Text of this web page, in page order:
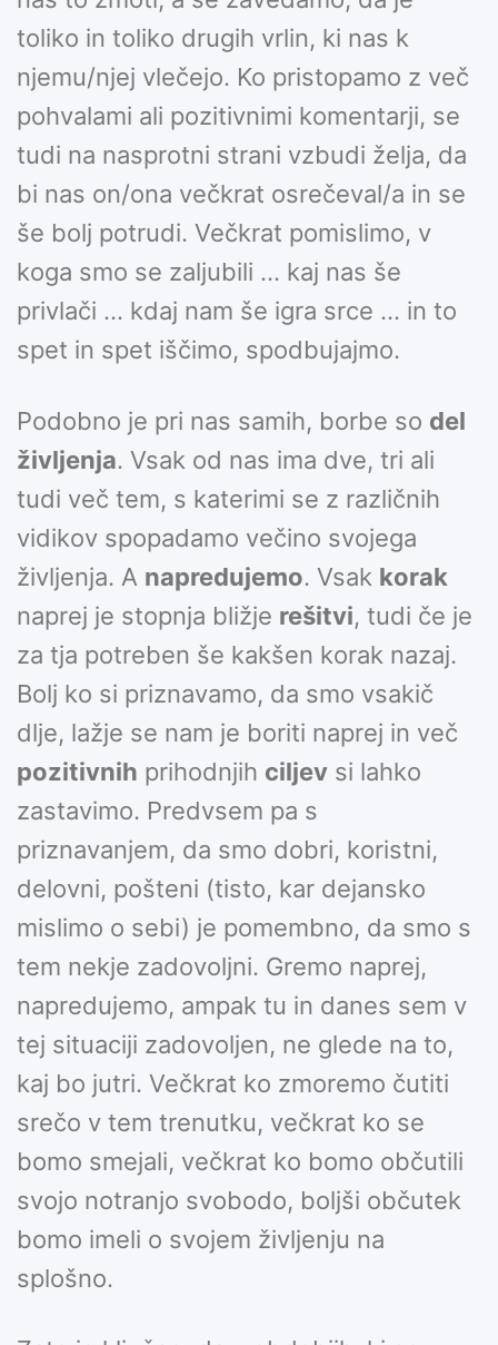
toliko in toliko drugih vrlin, ki nas k
njemu/njej vlečejo. Ko pristopamo z več
pohvalami ali pozitivnimi komentarji, se
tudi na nasprotni strani vzbudi želja, da
bi nas on/ona večkrat osrečeval/a in se
še bolj potrudi. Večkrat pomislimo, v
koga smo se zaljubili … kaj nas še
privlači … kdaj nam še igra srce … in to
spet in spet iščimo, spodbujajmo.
Podobno je pri nas samih, borbe so del
življenja. Vsak od nas ima dve, tri ali
tudi več tem, s katerimi se z različnih
vidikov spopadamo večino svojega
življenja. A napredujemo. Vsak korak
naprej je stopnja bližje rešitvi, tudi če je
za tja potreben še kakšen korak nazaj.
Bolj ko si priznavamo, da smo vsakič
dlje, lažje se nam je boriti naprej in več
pozitivnih prihodnjih ciljev si lahko
zastavimo. Predvsem pa s
priznavanjem, da smo dobri, koristni,
delovni, pošteni (tisto, kar dejansko
mislimo o sebi) je pomembno, da smo s
tem nekje zadovoljni. Gremo naprej,
napredujemo, ampak tu in danes sem v
tej situaciji zadovoljen, ne glede na to,
kaj bo jutri. Večkrat ko zmoremo čutiti
srečo v tem trenutku, večkrat ko se
bomo smejali, večkrat ko bomo občutili
svojo notranjo svobodo, boljši občutek
bomo imeli o svojem življenju na
splošno.